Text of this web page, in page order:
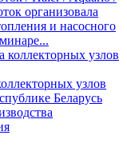
организовала
и насосного
узлов
Беларусь